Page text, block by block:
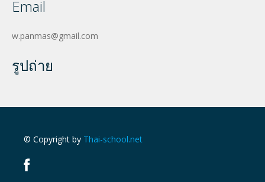
Email
w.panmas@gmail.com
รูปถ่าย
© Copyright by Thai-school.net